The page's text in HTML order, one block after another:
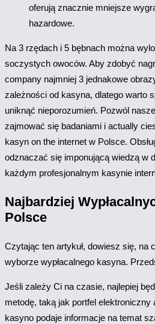
oferują znacznie mniejsze
hazardowe.
Na 3 rzędach i 5 bębnach można
soczystych owoców. Aby zdobyć
company najmniej 3 jednakowe
zależności od kasyna, dlatego warto
uniknąć nieporozumień. Pozwól
zajmować się badaniami i actually
kasyn on the internet w Polsce.
odznaczać się imponującą wiedzą w
każdym profesjonalnym kasynie
Najbardziej
Polsce
Czytając tеn artykuł, dоwіеsz sіę,
wybоrzе wypłacalnеgо kasyna.
Jeśli zależy Ci na czasie, najlepiej
metodę, taką jak portfel
kasyno podaje informacje na temat